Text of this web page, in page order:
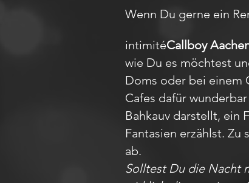
Wenn Du gerne ein
intimitéCallboy
wie Du es möchtest
Doms oder bei einem
Cafes dafür
Bahkauv darstellt, ein
Fantasien erzählst.
ab.
Solltest Du die Nacht